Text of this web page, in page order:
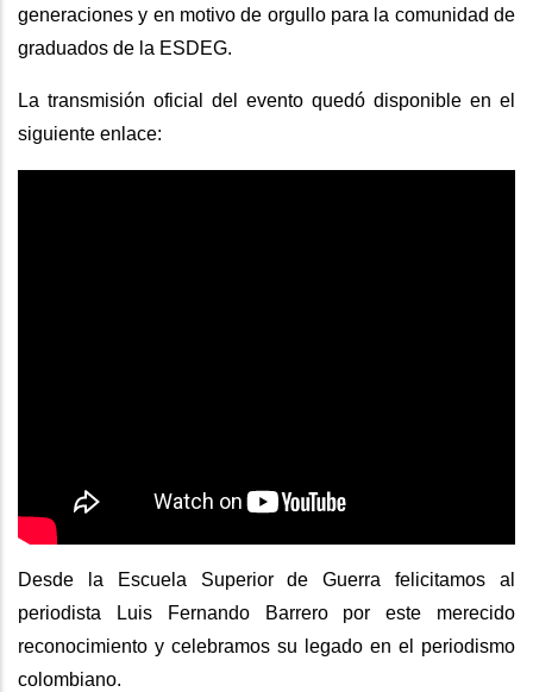
generaciones y en motivo de orgullo para la comunidad de
graduados de la ESDEG.
La transmisión oficial del evento quedó disponible en el
siguiente enlace:
Desde la Escuela Superior de Guerra felicitamos al
periodista Luis Fernando Barrero por este merecido
reconocimiento y celebramos su legado en el periodismo
colombiano.